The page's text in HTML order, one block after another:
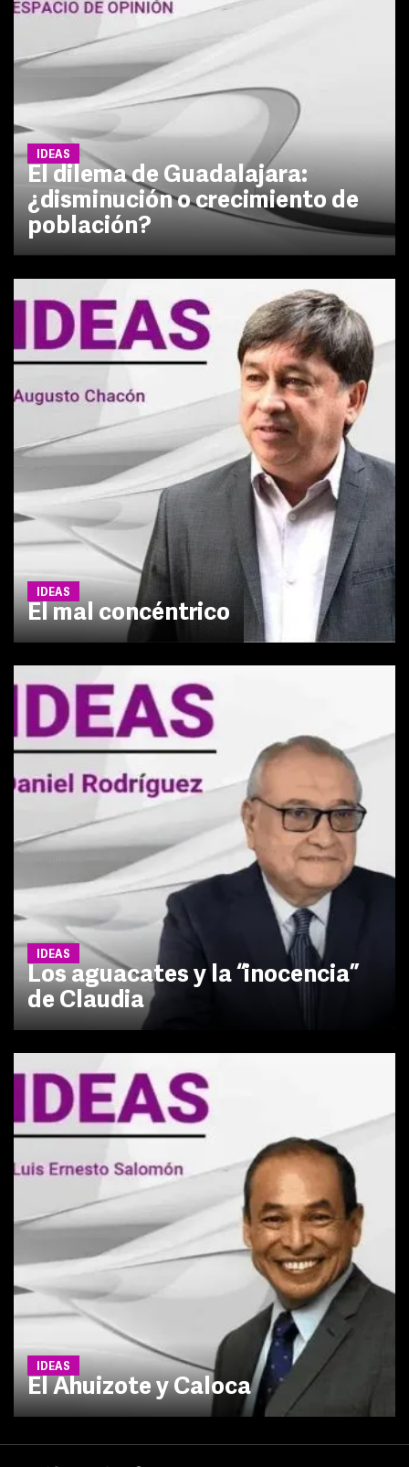
IDEAS
El dilema de Guadalajara:
¿disminución o crecimiento de
población?
IDEAS
El mal concéntrico
IDEAS
Los aguacates y la “inocencia”
de Claudia
IDEAS
El Ahuizote y Caloca